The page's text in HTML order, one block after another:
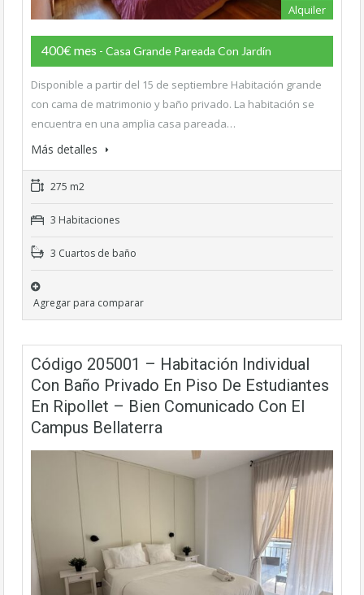
Alquiler
400€ mes - Casa Grande Pareada Con Jardín
Disponible a partir del 15 de septiembre Habitación grande
con cama de matrimonio y baño privado. La habitación se
encuentra en una amplia casa pareada…
Más detalles
275 m2
3 Habitaciones
3 Cuartos de baño
Agregar para comparar
Código 205001 – Habitación Individual
Con Baño Privado En Piso De Estudiantes
En Ripollet – Bien Comunicado Con El
Campus Bellaterra